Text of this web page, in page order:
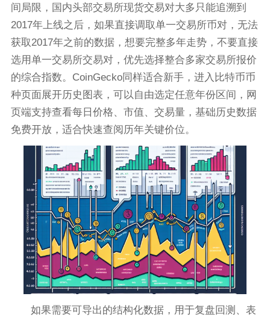
间局限，国内头部交易所现货交易对大多只能追溯到
2017年上线之后，如果直接调取单一交易所币对，无法
获取2017年之前的数据，想要完整多年走势，不要直接
选用单一交易所交易对，优先选择整合多家交易所报价
的综合指数。CoinGecko同样适合新手，进入比特币币
种页面展开历史图表，可以自由选定任意年份区间，网
页端支持查看每日价格、市值、交易量，基础历史数据
免费开放，适合快速查阅历年关键价位。
如果需要可导出的结构化数据，用于复盘回测、表